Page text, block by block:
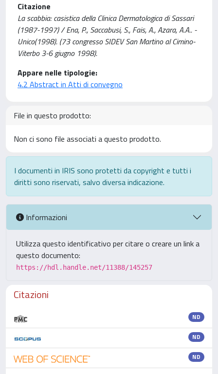
Citazione
La scabbia: casistica della Clinica Dermatologica di Sassari
(1987-1997) / Ena, P., Saccabusi, S., Fais, A., Azara, A.A.. -
Unico(1998). (73 congresso SIDEV San Martino al Cimino-
Viterbo 3-6 giugno 1998).
Appare nelle tipologie:
4.2 Abstract in Atti di convegno
File in questo prodotto:
Non ci sono file associati a questo prodotto.
I documenti in IRIS sono protetti da copyright e tutti i
diritti sono riservati, salvo diversa indicazione.
Informazioni
Utilizza questo identificativo per citare o creare un link a
questo documento:
https://hdl.handle.net/11388/145257
Citazioni
ND
ND
ND